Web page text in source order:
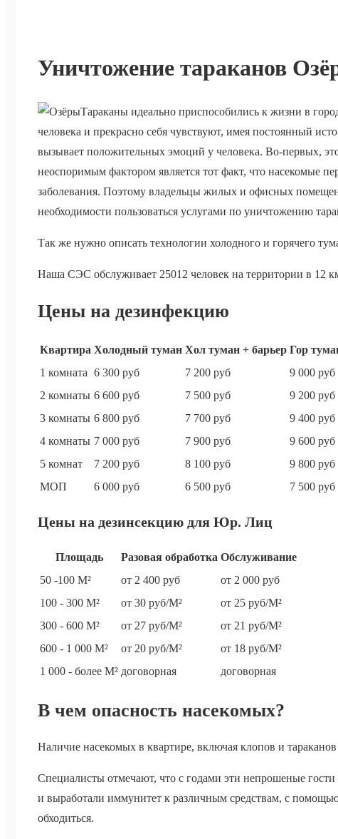
Уничтожение тараканов
Тараканы идеально приспособились к жизни в
человека и прекрасно себя чувствуют, имея постоянный
вызывает положительных эмоций у человека. Во-первых,
неоспоримым фактором является тот факт, что насекомые
заболевания. Поэтому владельцы жилых и офисных
необходимости пользоваться услугами по уничтожению
Так же нужно описать технологии холодного и горячего
Наша СЭС обслуживает 25012 человек на территории в 12
Цены на дезинфекцию
Квартира Холодный туман Хол туман + барьер Гор
1 комната 6 300 руб 7 200 руб 9 000 руб
2 комнаты 6 600 руб 7 500 руб 9 200 руб
3 комнаты 6 800 руб 7 700 руб 9 400 руб
4 комнаты 7 000 руб 7 900 руб 9 600 руб
5 комнат
7 200 руб 8 100 руб 9 800 руб
МОП
6 000 руб 6 500 руб 7 500 руб
Цены на дезинсекцию для Юр. Лиц
Площадь Разовая обработка Обслуживание
50 -100 М²
от 2 400 руб
от 2 000 руб
100 - 300 М²
от 30 руб/М²
от 25 руб/М²
300 - 600 М²
от 27 руб/М²
от 21 руб/М²
600 - 1 000 М²
от 20 руб/М²
от 18 руб/М²
1 000 - более М² договорная договорная
В чем опасность насекомых?
Наличие насекомых в квартире, включая клопов и
Специалисты отмечают, что с годами эти непрошеные
и выработали иммунитет к различным средствам, с
обходиться.